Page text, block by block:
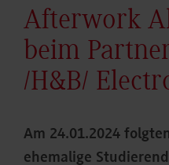
Afterwork
beim
/H&B/
Am 24.01.2024
ehemalige